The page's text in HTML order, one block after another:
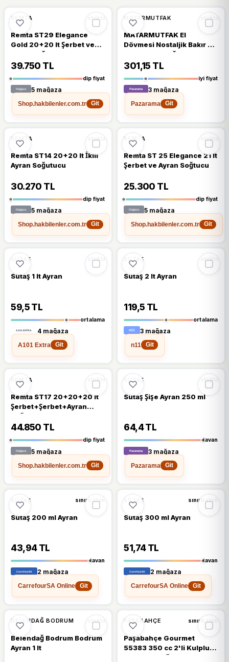
%35 %35 DÜŞTÜ
REMTA stokta
Remta ST29 Elegance
Gold 20+20 lt Şerbet ve
Ayran Soğutucu
39.750 TL
dip fiyat
5 mağaza
Shop.hakbilenler.com.tr
Git
%25 %25 DÜŞTÜ
MATARMUTFAK stokta
MATARMUTFAK El
Dövmesi Nostaljik Bakır Su
& Ayran Bardağı
301,15 TL
iyi fiyat
3 mağaza
Pazarama
Git
%29 DÜŞTÜ
REMTA stokta
Remta ST14 20+20 lt İkili
Ayran Soğutucu
30.270 TL
dip fiyat
5 mağaza
Shop.hakbilenler.com.tr
Git
%24 DÜŞTÜ
REMTA stokta
Remta ST 25 Elegance 21 lt
Şerbet ve Ayran Soğtucu
25.300 TL
dip fiyat
5 mağaza
Shop.hakbilenler.com.tr
Git
%45 %45 DÜŞTÜ
SÜTAŞ stokta
Sütaş 1 lt Ayran
59,5 TL
ortalama
4 mağaza
A101 Extra
Git
%23 %23 DÜŞTÜ
SÜTAŞ stokta
Sütaş 2 lt Ayran
119,5 TL
ortalama
3 mağaza
n11
Git
%18
REMTA stokta
Remta ST17 20+20+20 lt
Şerbet+Şerbet+Ayran
Soğutucu
44.850 TL
dip fiyat
5 mağaza
Shop.hakbilenler.com.tr
Git
%13
SÜTAŞ stokta
Sütaş Şişe Ayran 250 ml
64,4 TL
tavan
3 mağaza
Pazarama
Git
%8
SÜTAŞ sınırlı stok
Sütaş 200 ml Ayran
43,94 TL
tavan
2 mağaza
CarrefourSA Online
Git
%27 %27 DÜŞTÜ
SÜTAŞ sınırlı stok
Sütaş 300 ml Ayran
51,74 TL
tavan
2 mağaza
CarrefourSA Online
Git
%10
BELENDAĞ BODRUM stokta
Belendağ Bodrum Bodrum
Ayran 1 lt
PAŞABAHÇE sınırlı stok
Paşabahçe Gourmet
55383 350 cc 2'li Kulplu
Ayran Bardağı